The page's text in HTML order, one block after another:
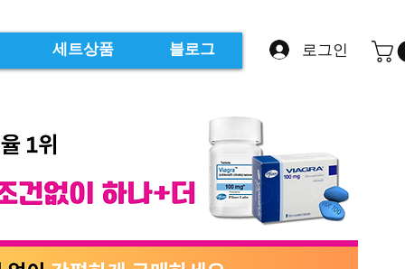
세트상품 블로그 로그인